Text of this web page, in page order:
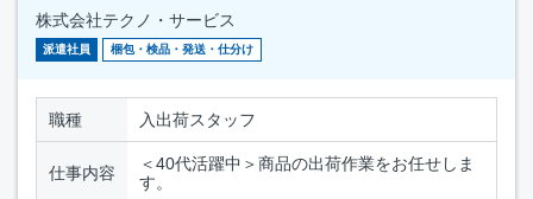
株式会社テクノ・サービス
派遣社員 梱包・検品・発送・仕分け
職種 入出荷スタッフ
仕事内容
＜40代活躍中＞商品の出荷作業をお任せしま
す。